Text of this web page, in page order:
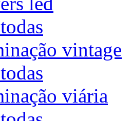
vintage
viária